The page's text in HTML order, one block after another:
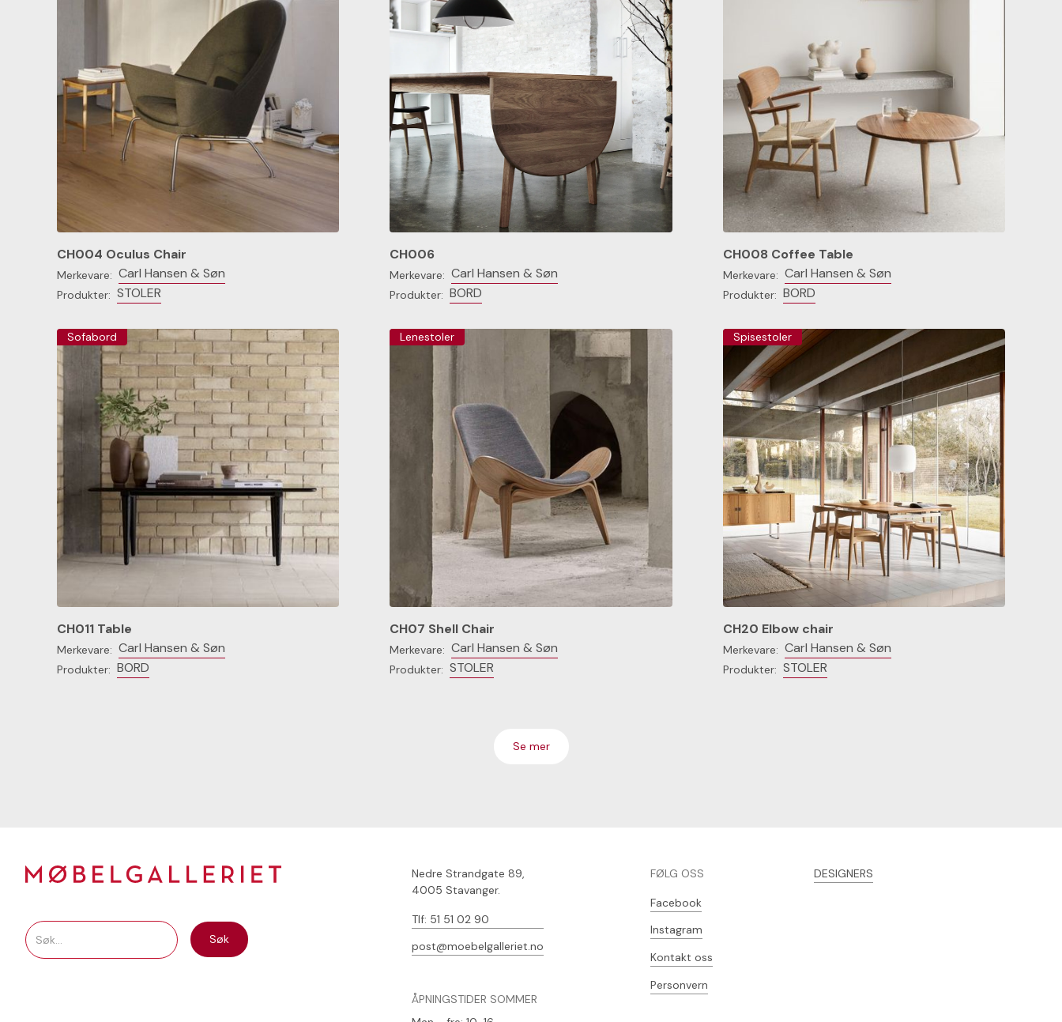
CH004 Oculus Chair
Merkevare: Carl Hansen & Søn
Produkter: STOLER
CH006
Merkevare: Carl Hansen & Søn
Produkter: BORD
CH008 Coffee Table
Merkevare: Carl Hansen & Søn
Produkter: BORD
Sofabord
CH011 Table
Merkevare: Carl Hansen & Søn
Produkter: BORD
Lenestoler
CH07 Shell Chair
Merkevare: Carl Hansen & Søn
Produkter: STOLER
Spisestoler
CH20 Elbow chair
Merkevare: Carl Hansen & Søn
Produkter: STOLER
Se mer
Nedre Strandgate 89,
4005 Stavanger.
Tlf: 51 51 02 90
post@moebelgalleriet.no
ÅPNINGSTIDER SOMMER
FØLG OSS
Facebook
Instagram
Kontakt oss
Personvern
DESIGNERS